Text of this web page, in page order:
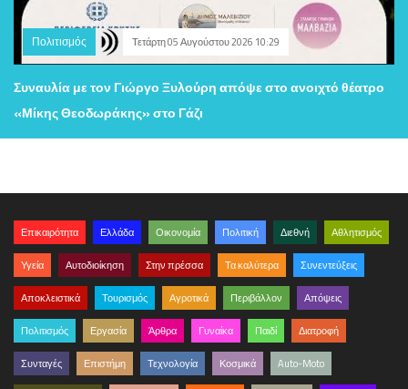
Πολιτισμός Τετάρτη 05 Αυγούστου 2026 10:29
Συναυλία με τον Γιώργο Ξυλούρη απόψε στο ανοιχτό θέατρο
«Μίκης Θεοδωράκης» στο Γάζι
Επικαιρότητα Ελλάδα Οικονομία Πολιτική Διεθνή Αθλητισμός
Υγεία Αυτοδιοίκηση Στην πρέσσα Τα καλύτερα Συνεντεύξεις
Αποκλειστικά Τουρισμός Αγροτικά Περιβάλλον Απόψεις
Πολιτισμός Εργασία Άρθρα Γυναίκα Παιδί Διατροφή
Συνταγές Επιστήμη Τεχνολογία Κοσμικά Auto-Moto